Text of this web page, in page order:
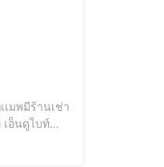
เมพมีร้านเช่า